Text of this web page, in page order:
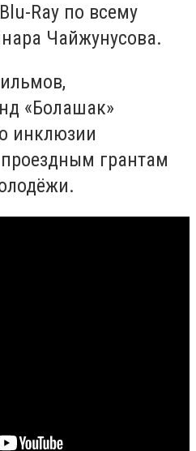
Ray по всему
Чайжунусова.
«Болашак»
инклюзии
грантам